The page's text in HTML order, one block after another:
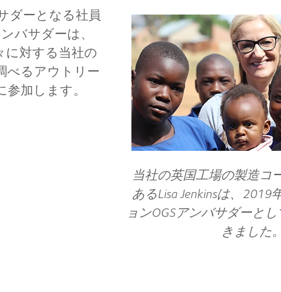
ダーとなる社員
バサダーは、
に対する当社の
べるアウトリー
加します。
当社の英国工場の製造コ
あるLisa Jenkinsは、
ョンOGSアンバサダーと
きました。